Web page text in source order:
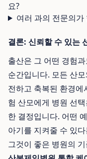
요?
여러 과의 전문의
결론: 신뢰할 수 있는
출산은 그 어떤 경험
순간입니다. 모든 산
전하고 축복된 환경에
험 산모에게 병원 선
한 결정입니다. 어떤
아기를 지켜줄 수 있
그것이 좋은 병원의